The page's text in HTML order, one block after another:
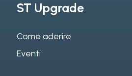
ST Upgrade
Come aderire
Eventi